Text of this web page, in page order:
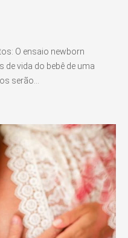
O ensaio newborn
vida do bebê de uma
serão...